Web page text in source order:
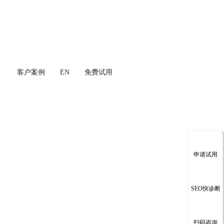
客户案例 EN 免费试用
申请试用
SEO快诊断
扫码咨询